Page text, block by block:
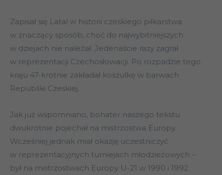
Zapisał się Latal w historii czeskiego piłkarstwa
w znaczący sposób, choć do najwybitniejszych
w dziejach nie należał. Jedenaście razy zagrał
w reprezentacji Czechosłowacji. Po rozpadzie tego
kraju 47-krotnie zakładał koszulkę w barwach
Republiki Czeskiej.
Jak już wspomniano, bohater naszego tekstu
dwukrotnie pojechał na mistrzostwa Europy.
Wcześniej jednak miał okazję uczestniczyć
w reprezentacyjnych turniejach młodzieżowych –
był na mistrzostwach Europy U-21 w 1990 i 1992